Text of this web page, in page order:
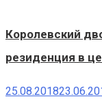
Королевский
резиденция в
25.08.2018